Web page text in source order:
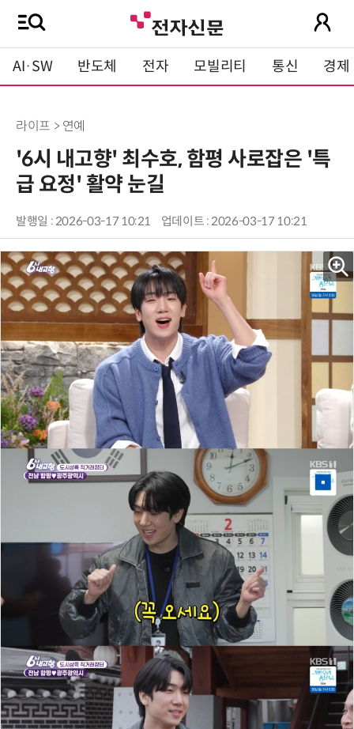
AI·SW 반도체 전자 모빌리티 통신 경제
라이프 > 연예
'6시 내고향' 최수호, 함평 사로잡은 '특
급 요정' 활약 눈길
발행일 : 2026-03-17 10:21 업데이트 : 2026-03-17 10:21